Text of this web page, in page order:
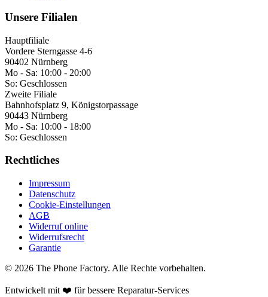
Unsere Filialen
Hauptfiliale
Vordere Sterngasse 4-6
90402 Nürnberg
Mo - Sa: 10:00 - 20:00
So: Geschlossen
Zweite Filiale
Bahnhofsplatz 9, Königstorpassage
90443 Nürnberg
Mo - Sa: 10:00 - 18:00
So: Geschlossen
Rechtliches
Impressum
Datenschutz
Cookie-Einstellungen
AGB
Widerruf online
Widerrufsrecht
Garantie
© 2026 The Phone Factory. Alle Rechte vorbehalten.
Entwickelt mit ❤️ für bessere Reparatur-Services